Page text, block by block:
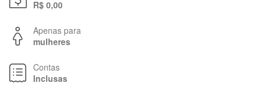
R$ 0,00
Apenas para
mulheres
Contas
Inclusas